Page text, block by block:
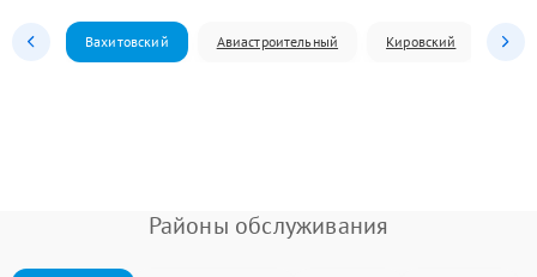
Вахитовский Авиастроительный Кировский
Районы обслуживания